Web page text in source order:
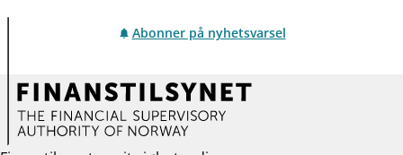
Abonner på nyhetsvarsel